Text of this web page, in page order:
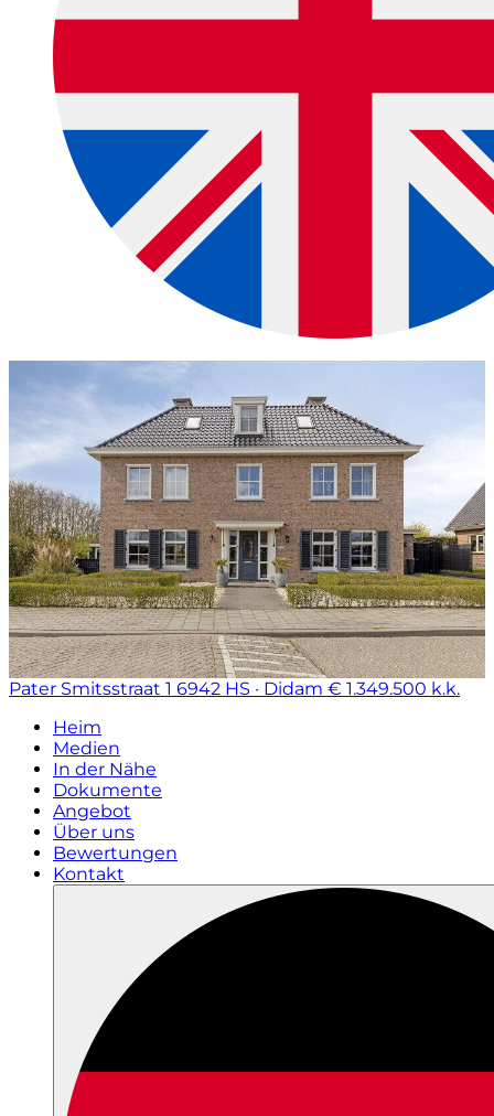
Pater Smitsstraat 1 6942 HS · Didam € 1.349.500 k.k.
Heim
Medien
In der Nähe
Dokumente
Angebot
Über uns
Bewertungen
Kontakt